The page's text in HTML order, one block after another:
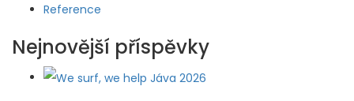
Reference
Nejnovější příspěvky